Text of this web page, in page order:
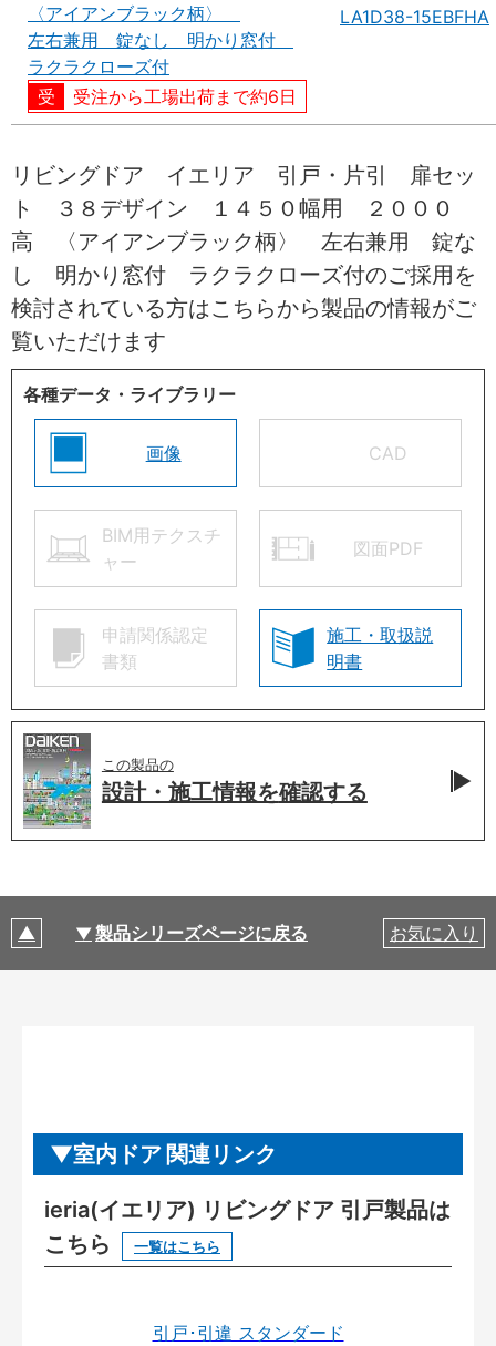
〈アイアンブラック柄〉
左右兼用 錠なし 明かり窓付
ラクラクローズ付
受注から工場出荷まで約6日
LA1D38-15EBFHA
リビングドア イエリア 引戸・片引 扉セッ
ト ３８デザイン １４５０幅用 ２０００
高 〈アイアンブラック柄〉 左右兼用 錠な
し 明かり窓付 ラクラクローズ付のご採用を
検討されている方はこちらから製品の情報がご
覧いただけます
各種データ・ライブラリー
画像 CAD
BIM用テクスチ
ャー
図面PDF
申請関係認定
書類
施工・取扱説
明書
この製品の
設計・施工情報を確認する
製品シリーズページに戻る お気に入り
室内ドア 関連リンク
ieria(イエリア) リビングドア 引戸製品は
こちら
一覧はこちら
引戸･引違 スタンダード